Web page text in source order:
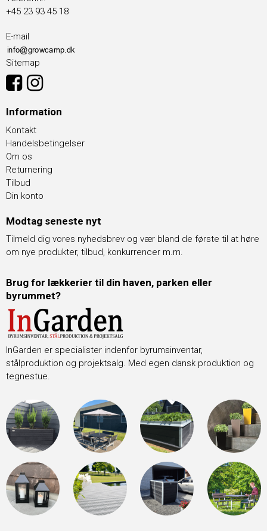
+45 23 93 45 18
E-mail
Sitemap
Information
Kontakt
Handelsbetingelser
Om os
Returnering
Tilbud
Din konto
Modtag seneste nyt
Tilmeld dig vores nyhedsbrev og vær bland de første til at høre
om nye produkter, tilbud, konkurrencer m.m.
Brug for lækkerier til din haven, parken eller
byrummet?
InGarden er specialister indenfor byrumsinventar,
stålproduktion og projektsalg. Med egen dansk produktion og
tegnestue.